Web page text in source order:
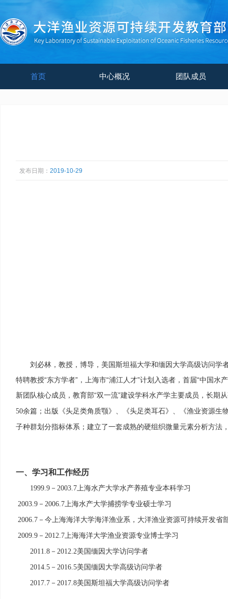
首页 中心概况 团队成员
发布日期： 2019-10-29
刘必林，教授，博导，美国斯坦福大学和缅因大学高级访问
特聘教授“东方学者”，上海市“浦江人才”计划入选者，首届“中国
新团队核心成员，教育部“双一流”建设学科水产学主要成员，长
50余篇；出版《头足类角质颚》、《头足类耳石》、《渔业资源生
子种群划分指标体系；建立了一套成熟的硬组织微量元素分析方
一、 学习和工作经历
1999.9 － 2003.7 上海水产大学水产养殖专业本科学习
2003.9 － 2006.7 上海水产大学捕捞学专业硕士学习
2006.7 －今上海海洋大学海洋渔业系，大洋渔业资源可持续开发省
2009.9 － 2012.7 上海海洋大学渔业资源专业博士学习
2011.8 － 2012.2美国缅因大学访问学者
2014.5 － 2016.5美国缅因大学高级访问学者
2017.7 － 2017.8美国斯坦福大学高级访问学者